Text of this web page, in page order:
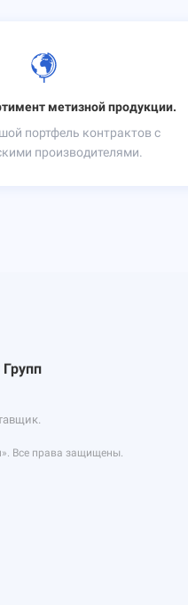
метизной продукции.
портфель контрактов с
производителями.
Групп
Все права защищены.